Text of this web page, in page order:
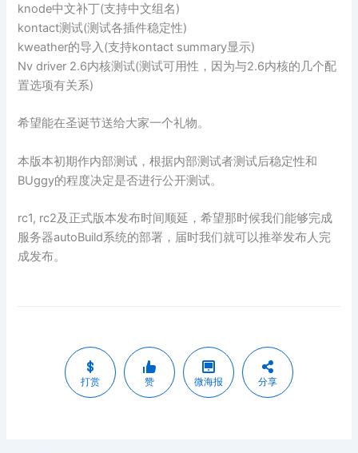
knode中文补丁(支持中文组名)
kontact测试(测试各插件稳定性)
kweather的导入(支持kontact summary显示)
Nv driver 2.6内核测试(测试可用性，因为与2.6内核的几个配
置选项有关系)
希望能在圣诞节送给大家一个礼物。
本版本初期作内部测试，根据内部测试者测试后稳定性和
BUggy的程度决定是否进行公开测试。
rc1, rc2及正式版本发布时间顺延，希望那时候我们能够完成
服务器autoBuild系统的部署，届时我们就可以推举发布人完
成发布。
打赏 赞 微海报 分享